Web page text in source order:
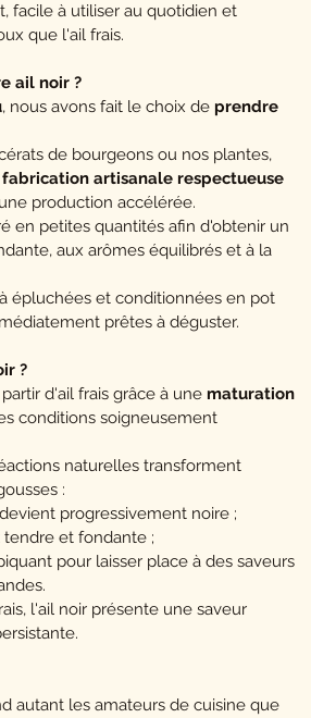
facile à utiliser au quotidien et
que l'ail frais.
ail noir ?
, nous avons fait le choix de prendre
de bourgeons ou nos plantes,
fabrication artisanale respectueuse
production accélérée.
en petites quantités afin d'obtenir un
aux arômes équilibrés et à la
épluchées et conditionnées en pot
prêtes à déguster.
?
d'ail frais grâce à une maturation
conditions soigneusement
naturelles transforment
:
progressivement noire ;
et fondante ;
pour laisser place à des saveurs
l'ail noir présente une saveur
autant les amateurs de cuisine que